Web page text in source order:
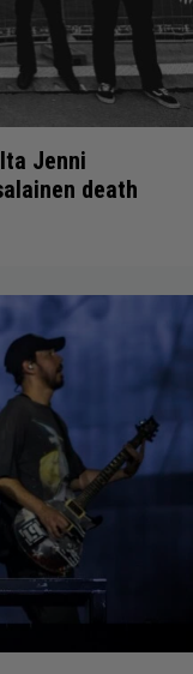
Jenni
death